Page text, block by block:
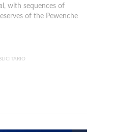
with sequences of
of the Pewenche